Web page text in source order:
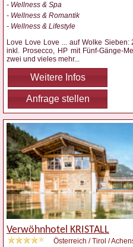
- Wellness & Spa
- Wellness & Romantik
- Wellness & Lifestyle
Love Love Love ... auf Wolke Sieben:
inkl. Prosecco, HP mit Fünf-Gänge-
zwei und vieles mehr...
Weitere Infos
Anfrage stellen
Verwöhnhotel KRISTALL
Österreich / Tirol /